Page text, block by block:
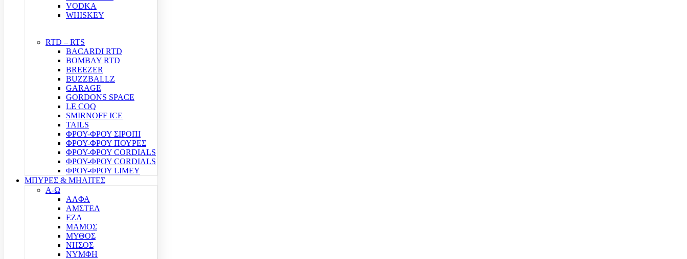
VODKA
WHISKEY
RTD – RTS
BACARDI RTD
BOMBAY RTD
BREEZER
BUZZBALLZ
GARAGE
GORDONS SPACE
LE COQ
SMIRNOFF ICE
TAILS
ΦΡΟΥ-ΦΡΟΥ ΣΙΡΟΠΙ
ΦΡΟΥ-ΦΡΟΥ ΠΟΥΡΕΣ
ΦΡΟΥ-ΦΡΟΥ CORDIALS
ΦΡΟΥ-ΦΡΟΥ CORDIALS
ΦΡΟΥ-ΦΡΟΥ LIMEY
ΜΠΥΡΕΣ & ΜΗΛΙΤΕΣ
Α-Ω
ΑΛΦΑ
ΑΜΣΤΕΛ
ΕΖΑ
ΜΑΜΟΣ
ΜΥΘΟΣ
ΝΗΣΟΣ
ΝΥΜΦΗ